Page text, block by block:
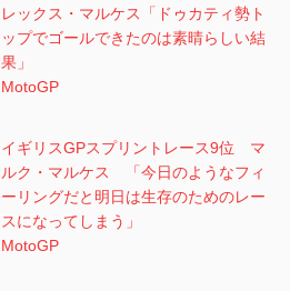
レックス・マルケス「ドゥカティ勢ト
ップでゴールできたのは素晴らしい結
果」
MotoGP
イギリスGPスプリントレース9位 マ
ルク・マルケス 「今日のようなフィ
ーリングだと明日は生存のためのレー
スになってしまう」
MotoGP